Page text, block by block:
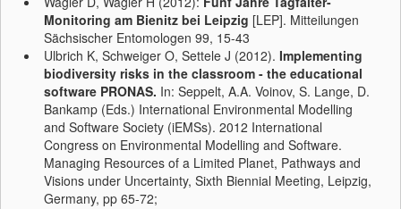
Monitoring am Bienitz bei Leipzig [LEP]. Mitteilungen
Sächsischer Entomologen 99, 15-43
Ulbrich K, Schweiger O, Settele J (2012). Implementing
biodiversity risks in the classroom - the educational
software PRONAS. In: Seppelt, A.A. Voinov, S. Lange, D.
Bankamp (Eds.) International Environmental Modelling
and Software Society (iEMSs). 2012 International
Congress on Environmental Modelling and Software.
Managing Resources of a Limited Planet, Pathways and
Visions under Uncertainty, Sixth Biennial Meeting, Leipzig,
Germany, pp 65-72;